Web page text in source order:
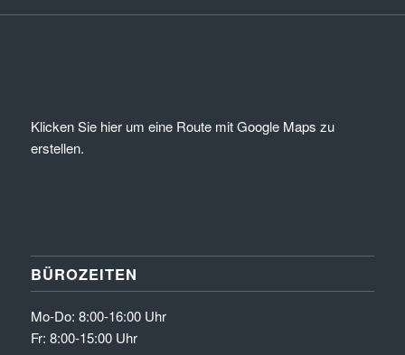
Klicken Sie hier um eine Route mit Google Maps zu
erstellen.
BÜROZEITEN
Mo-Do: 8:00-16:00 Uhr
Fr: 8:00-15:00 Uhr